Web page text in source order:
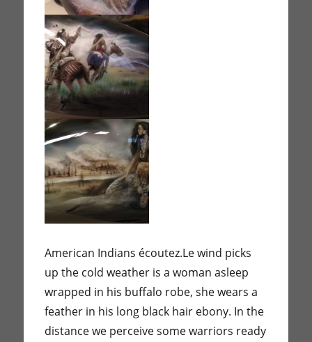
American Indians écoutez.Le wind picks
up the cold weather is a woman asleep
wrapped in his buffalo robe, she wears a
feather in his long black hair ebony. In the
distance we perceive some warriors ready